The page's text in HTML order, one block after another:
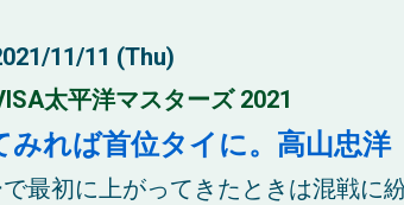
11/11 (Thu)
太平洋マスターズ 2021
みれば首位タイに。高山忠洋
最初に上がってきたときは混戦に